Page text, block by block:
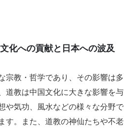
化への貢献と日本への波及
宗教・哲学であり、その影響は多
道教は中国文化に大きな影響を与
や気功、風水などの様々な分野で
す。また、道教の神仙たちや不老